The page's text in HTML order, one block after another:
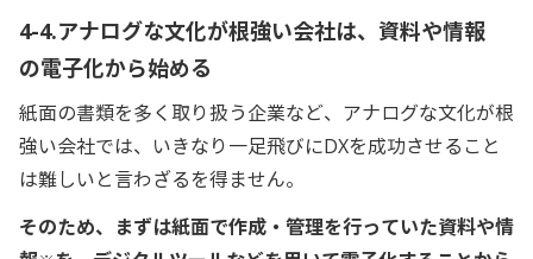
4-4.アナログな文化が根強い会社は、資料や情報
の電子化から始める
紙面の書類を多く取り扱う企業など、アナログな文化が根
強い会社では、いきなり一足飛びにDXを成功させること
は難しいと言わざるを得ません。
そのため、まずは紙面で作成・管理を行っていた資料や情